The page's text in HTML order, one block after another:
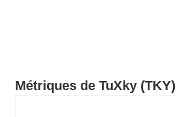
Métriques de TuXky (TKY)